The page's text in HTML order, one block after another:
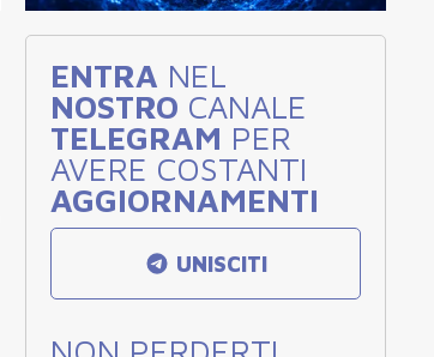
ENTRA NEL
NOSTRO CANALE
TELEGRAM PER
AVERE COSTANTI
AGGIORNAMENTI
UNISCITI